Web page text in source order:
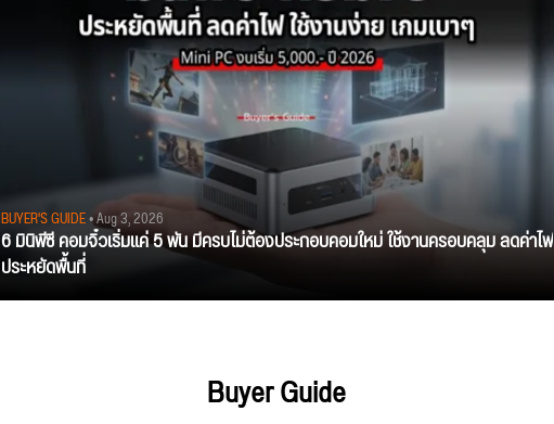
BUYER'S GUIDE• Aug 3, 2026
6 มินิพีซี คอมจิ๋วเริ่มแค่ 5 พัน มีครบไม่ต้องประกอบคอมใหม่ ใช้งานครอบคลุม ลดค่าไฟ
ประหยัดพื้นที่
Buyer Guide